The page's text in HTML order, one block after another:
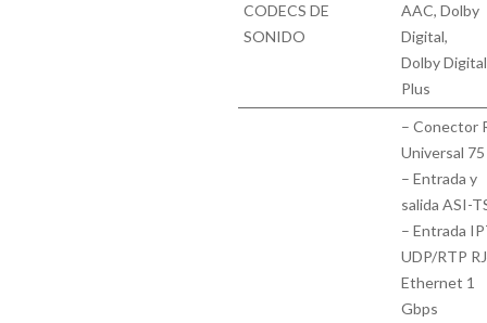
CODECS DE
SONIDO
AAC, Dolby
Digital,
Dolby Digital
Plus
– Conector
Universal
– Entrada y
salida ASI-
– Entrada
UDP/RTP
Ethernet 1
Gbps